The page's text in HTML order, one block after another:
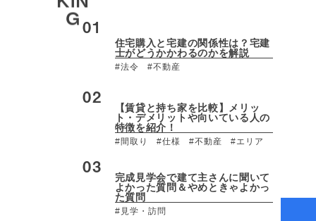
住宅購入と宅建の関係性は？宅建
士がどうかかわるのかを解説
#法令 #不動産
【賃貸と持ち家を比較】メリッ
ト・デメリットや向いている人の
特徴を紹介！
#間取り #仕様 #不動産 #エリア
完成見学会で建て主さんに聞いて
よかった質問＆やめときゃよかっ
た質問
#見学・訪問